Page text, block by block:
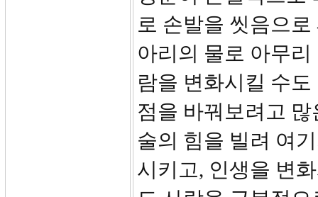
로 손발을 씻음으
아리의 물로 아무
람을 변화시킬 수
점을 바꿔보려고
술의 힘을 빌려 여
시키고, 인생을 변